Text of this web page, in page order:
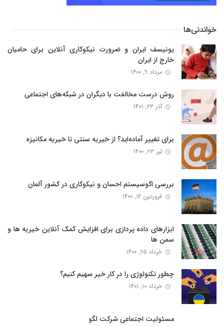
خواندنی‌ها
یونیسف ایران و ضرورت نیکوکاری آنلاین برای حامیان
خارج از ایران
مرداد ۹, ۱۴۰۰
روش درست مخالفت با دیگران در شبکه‌های اجتماعی
آذر ۲۳, ۱۴۰۱
برای تغییر آماده‌اید؟ از خیریه سنتی تا خیریه مکانیزه
تیر ۲۳, ۱۴۰۰
بررسی اکوسیستم احسان و نیکوکاری در کشور آلمان
فروردین ۱۶, ۱۴۰۰
ابزارهای داده پردازی برای افزایش کمک آنلاین خیریه ها و
سمن ها
خرداد ۲۵, ۱۴۰۰
چطور تکنولوژی را در کار خیر سهیم کنیم؟
خرداد ۱۰, ۱۴۰۱
مسئولیت اجتماعی شرکت لگو